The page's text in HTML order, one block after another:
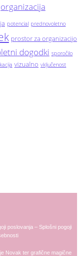
organizacija
potencial prednovoletno
prostor za organizacijo
dogodki sporočilo
vizualno vključenost
poslovanja – Splošni pogoji
Novak ter grafične magične